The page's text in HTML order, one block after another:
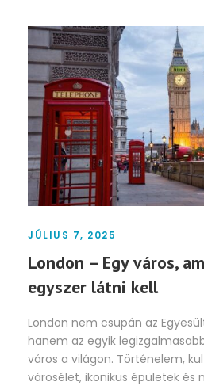
JÚLIUS 7, 2025
London – Egy város,
egyszer látni kell
London nem csupán az
hanem az egyik
város a világon. Történelem,
városélet, ikonikus épületek és